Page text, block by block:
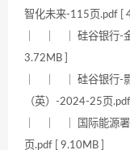
智化未来-115页.pdf [
｜ ｜ ｜ 硅谷银行-
3.72MB ]
｜ ｜ ｜ 硅谷银行-
（英）-2024-25页
｜ ｜ ｜ 国际能源
页.pdf [ 9.10MB ]